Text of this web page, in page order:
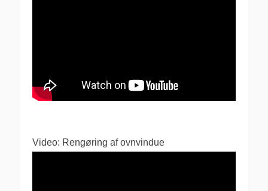
Video: Rengøring af ovnvindue